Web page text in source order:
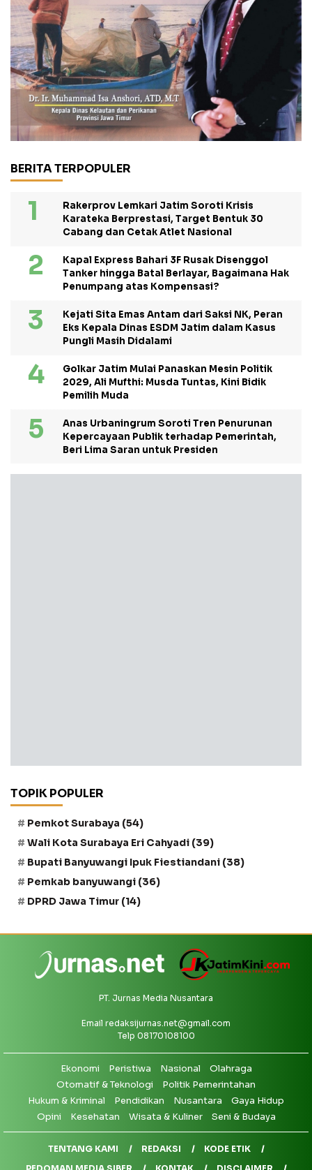
BERITA TERPOPULER
Rakerprov Lemkari Jatim Soroti Krisis
Karateka Berprestasi, Target Bentuk 30
Cabang dan Cetak Atlet Nasional
Kapal Express Bahari 3F Rusak Disenggol
Tanker hingga Batal Berlayar, Bagaimana Hak
Penumpang atas Kompensasi?
Kejati Sita Emas Antam dari Saksi NK, Peran
Eks Kepala Dinas ESDM Jatim dalam Kasus
Pungli Masih Didalami
Golkar Jatim Mulai Panaskan Mesin Politik
2029, Ali Mufthi: Musda Tuntas, Kini Bidik
Pemilih Muda
Anas Urbaningrum Soroti Tren Penurunan
Kepercayaan Publik terhadap Pemerintah,
Beri Lima Saran untuk Presiden
TOPIK POPULER
Pemkot Surabaya (54)
Wali Kota Surabaya Eri Cahyadi (39)
Bupati Banyuwangi Ipuk Fiestiandani (38)
Pemkab banyuwangi (36)
DPRD Jawa Timur (14)
PT. Jurnas Media Nusantara
Email redaksijurnas.net@gmail.com
Telp 08170108100
Ekonomi Peristiwa Nasional
Olahraga
Otomatif & Teknologi
Politik Pemerintahan
Hukum & Kriminal
Pendidikan Nusantara
Gaya Hidup
Opini
Kesehatan Wisata & Kuliner Seni & Budaya
TENTANG KAMI REDAKSI
KODE ETIK